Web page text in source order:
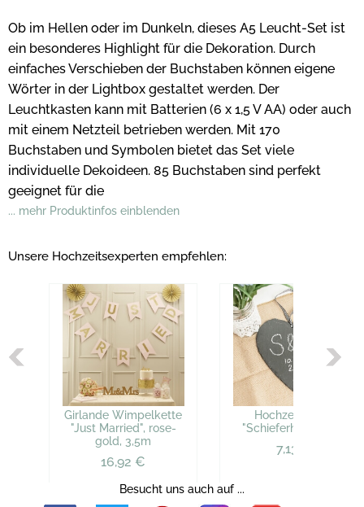
Ob im Hellen oder im Dunkeln, dieses A5 Leucht-Set ist
ein besonderes Highlight für die Dekoration. Durch
einfaches Verschieben der Buchstaben können eigene
Wörter in der Lightbox gestaltet werden. Der
Leuchtkasten kann mit Batterien (6 x 1,5 V AA) oder auch
mit einem Netzteil betrieben werden. Mit 170
Buchstaben und Symbolen bietet das Set viele
individuelle Dekoideen. 85 Buchstaben sind perfekt
geeignet für die
... mehr Produktinfos einblenden
Unsere Hochzeitsexperten empfehlen:
Girlande Wimpelkette
"Just Married", rose-
gold, 3,5m
16,92 €
Hochzeitsdeko
"Schieferherz", lang
7,13 €
Besucht uns auch auf ...